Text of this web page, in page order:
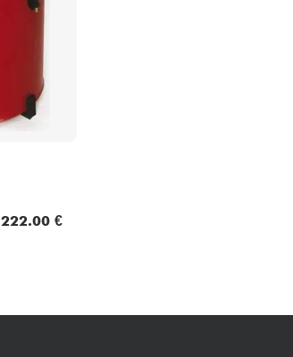
222.00 €